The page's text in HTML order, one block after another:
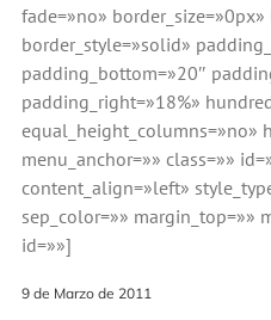
fade=»no»
border_style=»solid»
padding_bottom=»20″
padding_right=»18%»
equal_height_columns=»no»
menu_anchor=»» class=»»
content_align=»left»
sep_color=»» margin_top=»»
id=»»]
9 de Marzo de 2011